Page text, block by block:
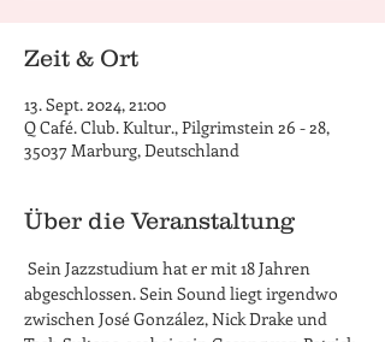
Zeit & Ort
13. Sept. 2024, 21:00
Q Café. Club. Kultur., Pilgrimstein 26 - 28,
35037 Marburg, Deutschland
Über die Veranstaltung
Sein Jazzstudium hat er mit 18 Jahren
abgeschlossen. Sein Sound liegt irgendwo
zwischen José González, Nick Drake und